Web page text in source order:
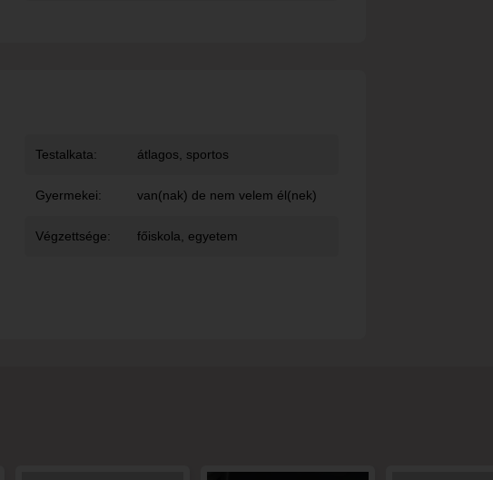
Testalkata: átlagos, sportos
Gyermekei: van(nak) de nem velem él(nek)
Végzettsége: főiskola, egyetem